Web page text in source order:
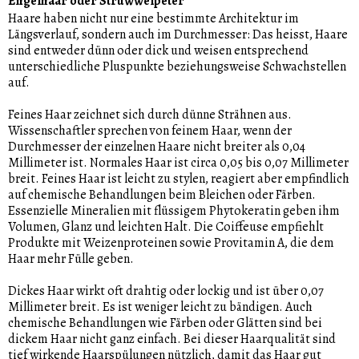
Haare haben nicht nur eine bestimmte Architektur im
Längsverlauf, sondern auch im Durchmesser: Das heisst, Haare
sind entweder dünn oder dick und weisen entsprechend
unterschiedliche Pluspunkte beziehungsweise Schwachstellen
auf.
Feines Haar zeichnet sich durch dünne Strähnen aus.
Wissenschaftler sprechen von feinem Haar, wenn der
Durchmesser der einzelnen Haare nicht breiter als 0,04
Millimeter ist. Normales Haar ist circa 0,05 bis 0,07 Millimeter
breit. Feines Haar ist leicht zu stylen, reagiert aber empfindlich
auf chemische Behandlungen beim Bleichen oder Färben.
Essenzielle Mineralien mit flüssigem Phytokeratin geben ihm
Volumen, Glanz und leichten Halt. Die Coiffeuse empfiehlt
Produkte mit Weizenproteinen sowie Provitamin A, die dem
Haar mehr Fülle geben.
Dickes Haar wirkt oft drahtig oder lockig und ist über 0,07
Millimeter breit. Es ist weniger leicht zu bändigen. Auch
chemische Behandlungen wie Färben oder Glätten sind bei
dickem Haar nicht ganz einfach. Bei dieser Haarqualität sind
tief wirkende Haarspülungen nützlich, damit das Haar gut